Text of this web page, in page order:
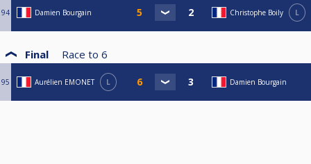
94 Damien Bourgain Christophe Boily L
Final Race to 6
95 Aurélien EMONET L Damien Bourgain